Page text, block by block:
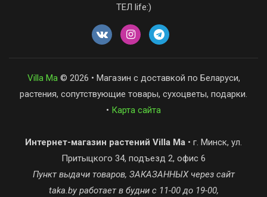
ТЕЛ life:)
Villa Ma© 2026 • Магазин с доставкой по Беларуси,
растения, сопутствующие товары, сухоцветы, подарки.
• Карта сайта
Интернет-магазин растений Villa Ma • г. Минск, ул.
Притыцкого 34, подъезд 2, офис 6
Пункт выдачи товаров, ЗАКАЗАННЫХ через сайт
taka.by работает в будни с 11-00 до 19-00,